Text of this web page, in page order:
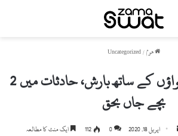
ھوم/
Uncategorized
پنجاب میں تیز ہواؤں کے ساتھ بارش، حادثات میں 2
بچے جاں بحق
Send اپریل 18, 2020 0
112 ایک منٹ کا مطالعہ